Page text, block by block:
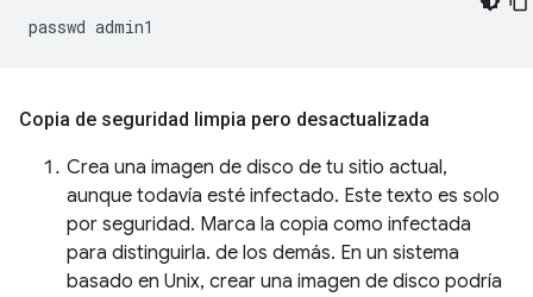
passwd
Copia de seguridad limpia pero desactualizada
Crea una imagen de disco de tu sitio actual,
aunque todavía esté infectado. Este texto es solo
por seguridad. Marca la copia como infectada
para distinguirla. de los demás. En un sistema
basado en Unix, crear una imagen de disco podría